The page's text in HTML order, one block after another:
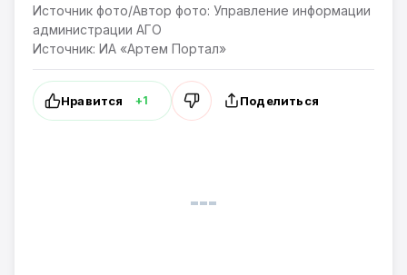
Источник фото/Автор фото: Управление информации
администрации АГО
Источник: ИА «Артем Портал»
Нравится +1 Поделиться